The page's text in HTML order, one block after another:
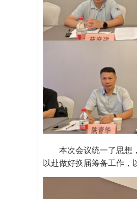
本次会议统一了思想
以赴做好换届筹备工作，